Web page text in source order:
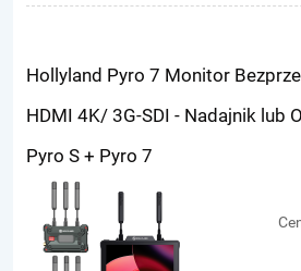
Hollyland Pyro 7 Monitor
HDMI 4K/ 3G-SDI - Nadajnik lub
Pyro S + Pyro 7